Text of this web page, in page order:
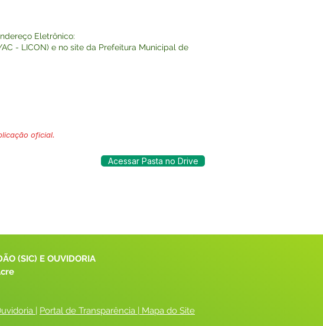
Eletrônico:
- LICON) e no site da Prefeitura Municipal de
oficial.
Acessar Pasta no Drive
(SIC) E OUVIDORIA
| Portal de Transparência | Mapa do Site